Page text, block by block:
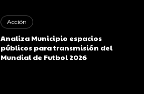
Acción
Analiza Municipio espacios
públicos para transmisión del
Mundial de Futbol 2026